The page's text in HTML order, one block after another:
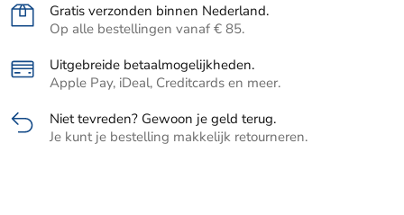
Gratis verzonden binnen Nederland.
Op alle bestellingen vanaf € 85.
Uitgebreide betaalmogelijkheden.
Apple Pay, iDeal, Creditcards en meer.
Niet tevreden? Gewoon je geld terug.
Je kunt je bestelling makkelijk retourneren.